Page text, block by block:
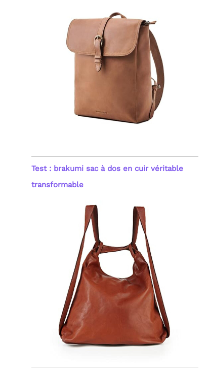
Test : brakumi sac à dos en cuir véritable
transformable